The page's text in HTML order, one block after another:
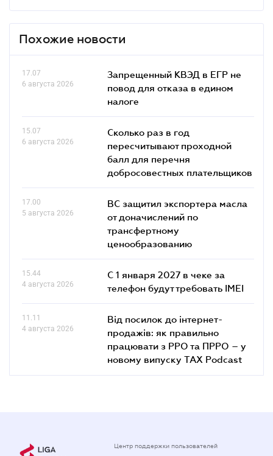
Похожие новости
17.07
6 августа 2026
Запрещенный КВЭД в ЕГР не
повод для отказа в едином
налоге
15.07
6 августа 2026
Сколько раз в год
пересчитывают проходной
балл для перечня
добросовестных плательщиков
17.00
5 августа 2026
ВС защитил экспортера масла
от доначислений по
трансфертному
ценообразованию
15.44
4 августа 2026
С 1 января 2027 в чеке за
телефон будут требовать IMEI
11.11
4 августа 2026
Від посилок до інтернет-
продажів: як правильно
працювати з РРО та ПРРО – у
новому випуску TAX Podcast
Центр поддержки пользователей